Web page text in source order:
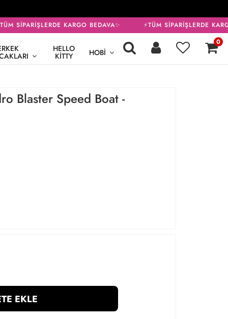
SİPARİŞLERDE KARGO BEDAVA✨ ⚡TÜM SİPARİŞLERDE
HELLO
KITTY HOBI
0
Blaster Speed Boat -
EKLE